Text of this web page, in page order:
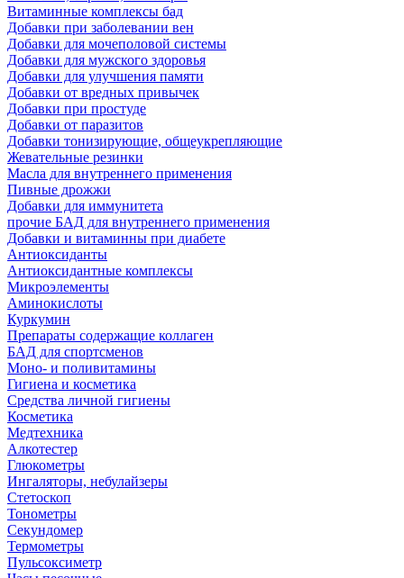
Витаминные комплексы бад
Добавки при заболевании вен
Добавки для мочеполовой системы
Добавки для мужского здоровья
Добавки для улучшения памяти
Добавки от вредных привычек
Добавки при простуде
Добавки от паразитов
Добавки тонизирующие, общеукрепляющие
Жевательные резинки
Масла для внутреннего применения
Пивные дрожжи
Добавки для иммунитета
прочие БАД для внутреннего применения
Добавки и витаминны при диабете
Антиоксиданты
Антиоксидантные комплексы
Микроэлементы
Аминокислоты
Куркумин
Препараты содержащие коллаген
БАД для спортсменов
Моно- и поливитамины
Гигиена и косметика
Средства личной гигиены
Косметика
Медтехника
Алкотестер
Глюкометры
Ингаляторы, небулайзеры
Стетоскоп
Тонометры
Секундомер
Термометры
Пульсоксиметр